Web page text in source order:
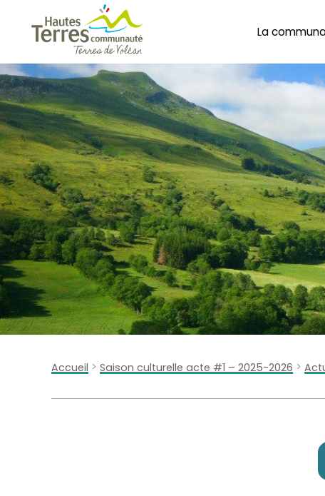
La
Accueil > Saison culturelle acte #1 – 2025-2026 >